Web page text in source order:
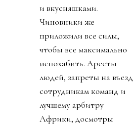
и вкусняшками.
Чиновники же
приложили все силы,
чтобы все максимально
испохабить. Аресты
людей, запреты на въезд
сотрудникам команд и
лучшему арбитру
Африки, досмотры